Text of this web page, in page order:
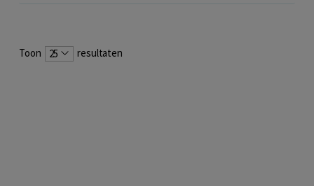
Toon 25 resultaten